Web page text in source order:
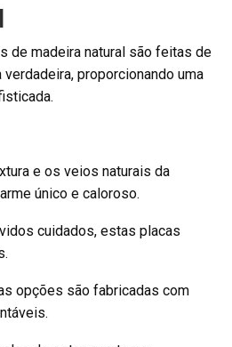
de madeira natural são feitas de
proporcionando uma
e os veios naturais da
único e caloroso.
cuidados, estas placas
opções são fabricadas com